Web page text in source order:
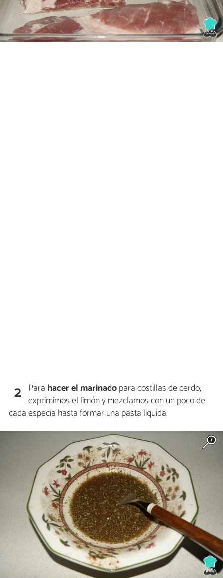
2 Para hacer el marinadopara costillas de cerdo,
exprimimos el limón y mezclamos con un poco de
cada especia hasta formar una pasta liquida.